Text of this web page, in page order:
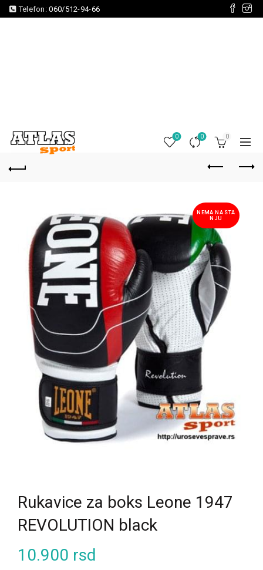
Telefon:060/512-94-66
0 0 0
NEMA NA STA
NJU
Rukavice za boks Leone 1947
REVOLUTION black
10.900 rsd